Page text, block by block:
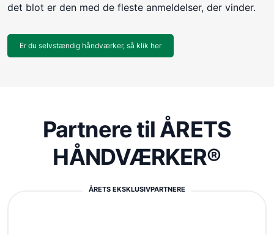
det blot er den med de fleste anmeldelser, der vinder.
Er du selvstændig håndværker, så klik her
Partnere til ÅRETS
HÅNDVÆRKER®
ÅRETS EKSKLUSIVPARTNERE